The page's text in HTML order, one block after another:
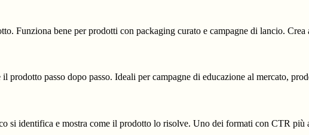
Funziona bene per prodotti con packaging curato e campagne di lancio. Crea
prodotto passo dopo passo. Ideali per campagne di educazione al mercato,
si identifica e mostra come il prodotto lo risolve. Uno dei formati con CTR più